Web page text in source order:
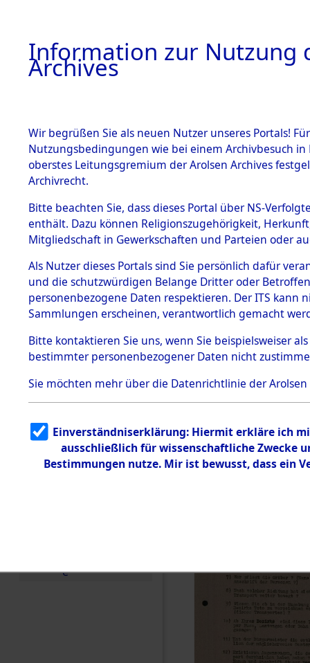
BESTÄNDE
1.
mente
5. Verschiedenes
5.3
Todesmärsche
5.3.1 Alliierte
Erhebungen
zu
Todesmärsch
en
5.3.2
g
5.3.3
Todesmärsch
e
von
Toter aus
Ort ihrer
0002
Information zur Nutzung
Archives
Wir begrüßen Sie als neuen Nutzer unseres Portals!
Nutzungsbedingungen wie bei einem Archivbesuch
oberstes Leitungsgremium der Arolsen Archives
Archivrecht.
Bitte beachten Sie, dass dieses Portal über NS-
enthält. Dazu können Religionszugehörigkeit,
Mitgliedschaft in Gewerkschaften und Parteien oder
Als Nutzer dieses Portals sind Sie persönlich dafür
und die schutzwürdigen Belange Dritter oder
personenbezogene Daten respektieren. Der ITS
Sammlungen erscheinen, verantwortlich gemacht
Bitte kontaktieren Sie uns, wenn Sie beispielsweiser
bestimmter personenbezogener Daten nicht
Sie möchten mehr über die Datenrichtlinie der Arolsen
Einverständniserklärung: Hiermit erkläre ich
ausschließlich für wissenschaftliche Zwecke
Bestimmungen nutze. Mir ist bewusst, dass ein